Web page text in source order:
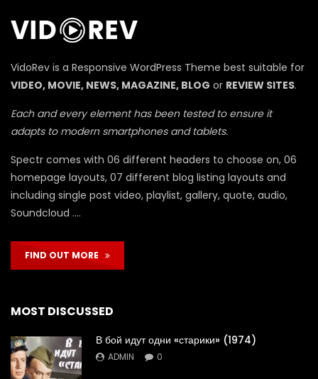
VidoRev is a Responsive WordPress Theme best suitable for
VIDEO, MOVIE, NEWS, MAGAZINE, BLOG or REVIEW SITES.
Each and every element has been tested to ensure it
adapts to modern smartphones and tablets.
Spectr comes with 06 different headers to choose on, 06
homepage layouts, 07 different blog listing layouts and
including single post video, playlist, gallery, quote, audio,
Soundcloud ….
FIND OUT MORE
MOST DISCUSSED
В бой идут одни «старики» (1974)
ADMIN 0